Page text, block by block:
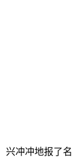
冲冲地报了